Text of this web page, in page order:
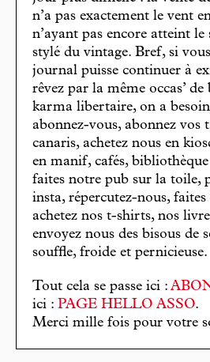
n’a pas exactement le vent
n’ayant pas encore atteint
stylé du vintage. Bref, si
journal puisse continuer à
rêvez par la même occas’
karma libertaire, on a
abonnez-vous, abonnez vos
canaris, achetez nous en
en manif, cafés,
faites notre pub sur la toile,
insta, répercutez-nous, faites
achetez nos t-shirts, nos
envoyez nous des bisous de
souffle, froide et pernicieuse.
Tout cela se passe ici :
ici : PAGE HELLO ASSO.
Merci mille fois pour votre